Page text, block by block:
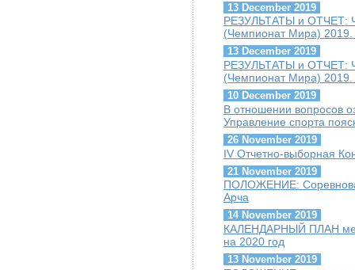
13 December 2019
РЕЗУЛЬТАТЫ и ОТЧЕТ:
(Чемпионат Мира) 2019.
13 December 2019
РЕЗУЛЬТАТЫ и ОТЧЕТ:
(Чемпионат Мира) 2019.
10 December 2019
В отношении вопросов
Управление спорта
26 November 2019
IV Отчетно-выборная
21 November 2019
ПОЛОЖЕНИЕ:
Арча
14 November 2019
КАЛЕНДАРНЫЙ ПЛАН
на 2020 год
13 November 2019